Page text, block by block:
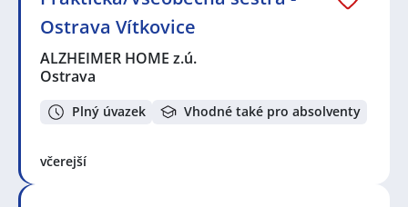
Ostrava Vítkovice
ALZHEIMER HOME z.ú.
Ostrava
Plný úvazek Vhodné také pro absolventy
včerejší